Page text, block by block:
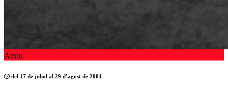
Arxiu
del 17 de juliol al 29 d’agost de 2004